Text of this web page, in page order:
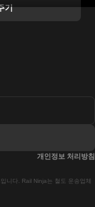
기
니다. Rail Ninja는 철도 운송업체
개인정보 처리방침